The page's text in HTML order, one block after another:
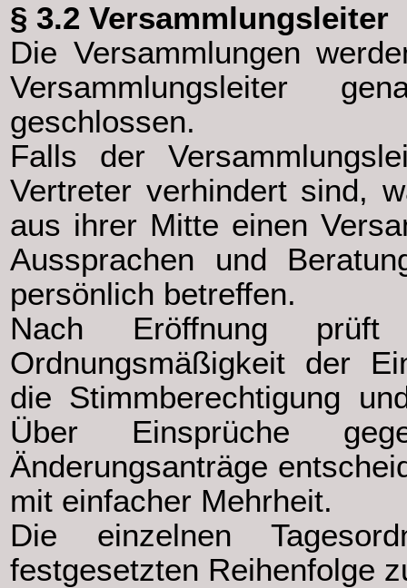
§ 3.2 Versammlungsleiter
Die Versammlungen
Versammlungsleiter
geschlossen.
Falls der
Vertreter verhindert sind,
aus ihrer Mitte einen
Aussprachen und
persönlich betreffen.
Nach Eröffnung prüft
Ordnungsmäßigkeit der
die Stimmberechtigung
Über Einsprüche
Änderungsanträge
mit einfacher Mehrheit.
Die einzelnen
festgesetzten Reihenfolge